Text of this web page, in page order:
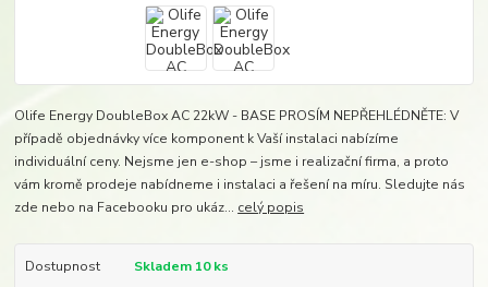
Olife Energy DoubleBox AC 22kW - BASE PROSÍM NEPŘEHLÉDNĚTE: V
případě objednávky více komponent k Vaší instalaci nabízíme
individuální ceny. Nejsme jen e-shop – jsme i realizační firma, a proto
vám kromě prodeje nabídneme i instalaci a řešení na míru. Sledujte nás
zde nebo na Facebooku pro ukáz... celý popis
Dostupnost
Skladem 10 ks